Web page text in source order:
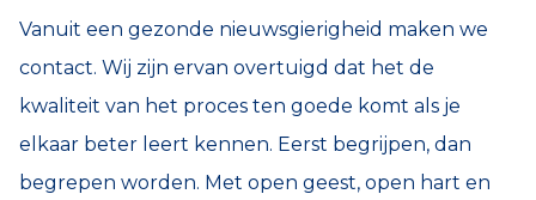
Vanuit een gezonde nieuwsgierigheid maken we
contact. Wij zijn ervan overtuigd dat het de
kwaliteit van het proces ten goede komt als je
elkaar beter leert kennen. Eerst begrijpen, dan
begrepen worden. Met open geest, open hart en